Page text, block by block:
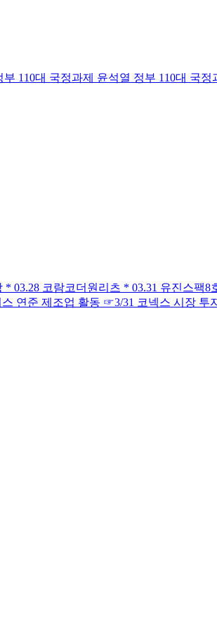
110대 국정과제 윤석열 정부 110대 국
03.28 코람코더원리츠 * 03.31 유진스팩
연준 제조업 활동 ☞3/31 코넥스 시장 투